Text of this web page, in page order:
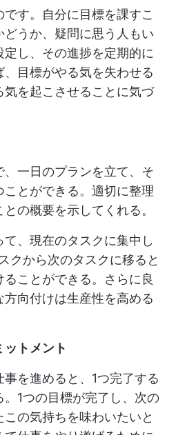
す。自分に目標を課すこ
どうか、疑問に思う人もい
し、その進捗を定期的に
目標がやる気を失わせる
気を起こさせることに気づ
一日のプランを立て、そ
とができる。適切に整理
の概要を示してくれる。
、現在のタスクに集中し
クから次のタスクに移ると
ことができる。さらに良
向付けは生産性を高める
トメント
を進めると、1つ完了する
1つの目標が完了し、次の
の気持ちを味わいたいと